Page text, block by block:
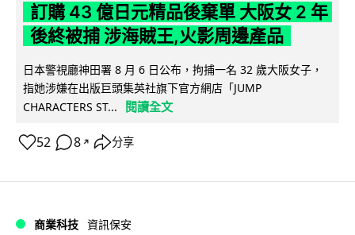
訂購 43 億日元精品後棄單 大阪女 2 年
後終被捕 涉海賊王,火影周邊產品
日本警視廳神田署 8 月 6 日公布，拘捕一名 32 歲大阪女子，
指她涉嫌在出版巨頭集英社旗下官方網店「JUMP
CHARACTERS ST...
閱讀全文
52 8 ↗ 分享
商業科技 資訊保安